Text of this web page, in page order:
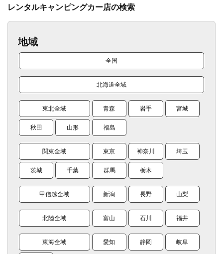
レンタルキャンピングカー店の検索
地域
全国
北海道全域
東北全域 青森 岩手 宮城
秋田 山形 福島
関東全域 東京 神奈川 埼玉
茨城 千葉 群馬 栃木
甲信越全域 新潟 長野 山梨
北陸全域 富山 石川 福井
東海全域 愛知 静岡 岐阜